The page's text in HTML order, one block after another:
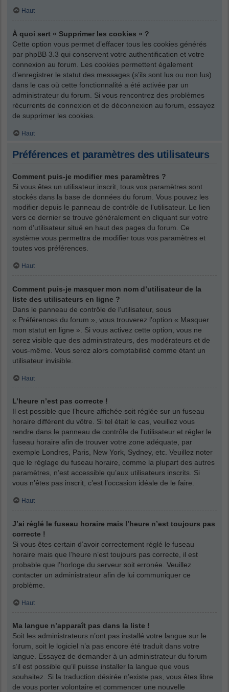
Haut
À quoi sert « Supprimer les cookies » ?
Cette option vous permet d’effacer tous les cookies générés
par phpBB 3.3 qui conservent votre authentification et votre
connexion au forum. Les cookies permettent également
d’enregistrer le statut des messages (s’ils sont lus ou non lus)
dans le cas où cette fonctionnalité a été activée par un
administrateur du forum. Si vous rencontrez des problèmes
récurrents de connexion et de déconnexion au forum, essayez
de supprimer les cookies.
Haut
Préférences et paramètres des utilisateurs
Comment puis-je modifier mes paramètres ?
Si vous êtes un utilisateur inscrit, tous vos paramètres sont
stockés dans la base de données du forum. Vous pouvez les
modifier depuis le panneau de contrôle de l’utilisateur. Le lien
vers ce dernier se trouve généralement en cliquant sur votre
nom d’utilisateur situé en haut des pages du forum. Ce
système vous permettra de modifier tous vos paramètres et
toutes vos préférences.
Haut
Comment puis-je masquer mon nom d’utilisateur de la
liste des utilisateurs en ligne ?
Dans le panneau de contrôle de l’utilisateur, sous
« Préférences du forum », vous trouverez l’option « Masquer
mon statut en ligne ». Si vous activez cette option, vous ne
serez visible que des administrateurs, des modérateurs et de
vous-même. Vous serez alors comptabilisé comme étant un
utilisateur invisible.
Haut
L’heure n’est pas correcte !
Il est possible que l’heure affichée soit réglée sur un fuseau
horaire différent du vôtre. Si tel était le cas, veuillez vous
rendre dans le panneau de contrôle de l’utilisateur et régler le
fuseau horaire afin de trouver votre zone adéquate, par
exemple Londres, Paris, New York, Sydney, etc. Veuillez noter
que le réglage du fuseau horaire, comme la plupart des autres
paramètres, n’est accessible qu’aux utilisateurs inscrits. Si
vous n’êtes pas inscrit, c’est l’occasion idéale de le faire.
Haut
J’ai réglé le fuseau horaire mais l’heure n’est toujours pas
correcte !
Si vous êtes certain d’avoir correctement réglé le fuseau
horaire mais que l’heure n’est toujours pas correcte, il est
probable que l’horloge du serveur soit erronée. Veuillez
contacter un administrateur afin de lui communiquer ce
problème.
Haut
Ma langue n’apparaît pas dans la liste !
Soit les administrateurs n’ont pas installé votre langue sur le
forum, soit le logiciel n’a pas encore été traduit dans votre
langue. Essayez de demander à un administrateur du forum
s’il est possible qu’il puisse installer la langue que vous
souhaitez. Si la traduction désirée n’existe pas, vous êtes libre
de vous porter volontaire et commencer une nouvelle